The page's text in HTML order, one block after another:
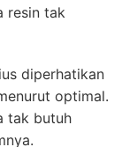
resin tak
diperhatikan
optimal.
tak butuh